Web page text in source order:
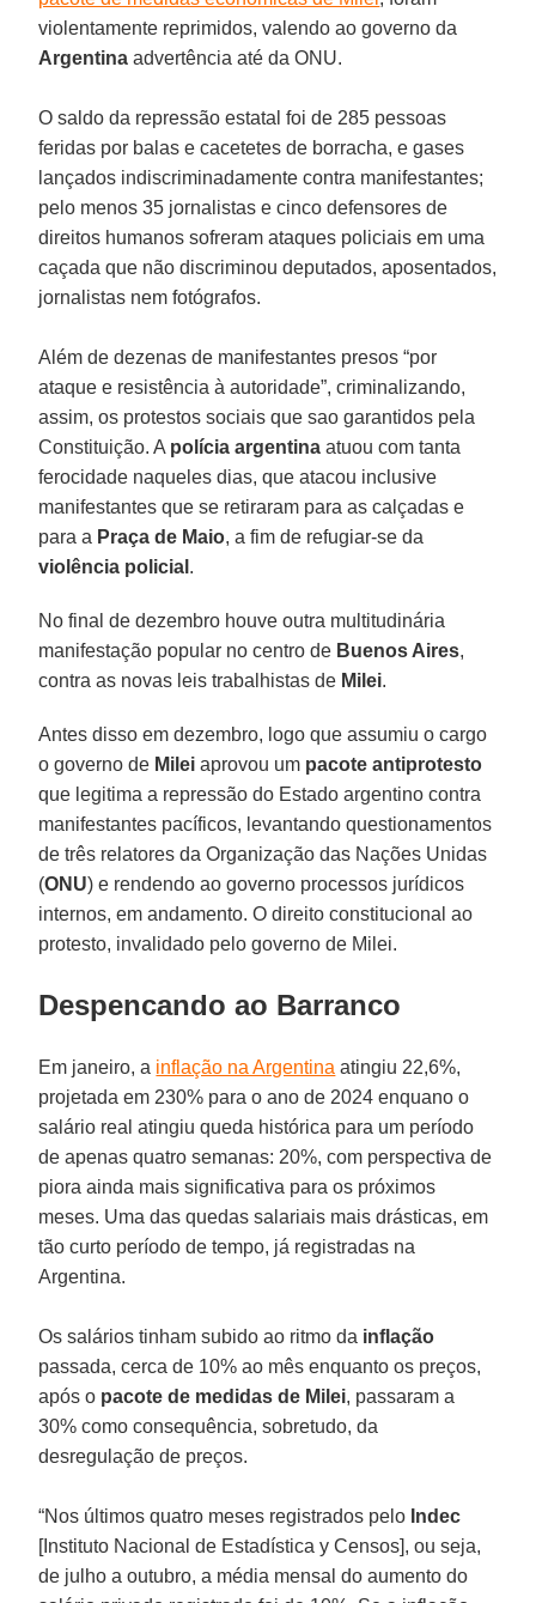
violentamente reprimidos, valendo ao governo da
Argentina advertência até da ONU.
O saldo da repressão estatal foi de 285 pessoas
feridas por balas e cacetetes de borracha, e gases
lançados indiscriminadamente contra manifestantes;
pelo menos 35 jornalistas e cinco defensores de
direitos humanos sofreram ataques policiais em uma
caçada que não discriminou deputados, aposentados,
jornalistas nem fotógrafos.
Além de dezenas de manifestantes presos “por
ataque e resistência à autoridade”, criminalizando,
assim, os protestos sociais que sao garantidos pela
Constituição. A polícia argentina atuou com tanta
ferocidade naqueles dias, que atacou inclusive
manifestantes que se retiraram para as calçadas e
para a Praça de Maio, a fim de refugiar-se da
violência policial .
No final de dezembro houve outra multitudinária
manifestação popular no centro de Buenos Aires,
contra as novas leis trabalhistas de Milei.
Antes disso em dezembro, logo que assumiu o cargo
o governo de Milei aprovou um pacote antiprotesto
que legitima a repressão do Estado argentino contra
manifestantes pacíficos, levantando questionamentos
de três relatores da Organização das Nações Unidas
(ONU) e rendendo ao governo processos jurídicos
internos, em andamento. O direito constitucional ao
protesto, invalidado pelo governo de Milei.
Despencando ao Barranco
Em janeiro, a inflação na Argentina atingiu 22,6%,
projetada em 230% para o ano de 2024 enquano o
salário real atingiu queda histórica para um período
de apenas quatro semanas: 20%, com perspectiva de
piora ainda mais significativa para os próximos
meses. Uma das quedas salariais mais drásticas, em
tão curto período de tempo, já registradas na
Argentina.
Os salários tinham subido ao ritmo da inflação
passada, cerca de 10% ao mês enquanto os preços,
após o pacote de medidas de Milei, passaram a
30% como consequência, sobretudo, da
desregulação de preços.
“Nos últimos quatro meses registrados pelo Indec
[Instituto Nacional de Estadística y Censos], ou seja,
de julho a outubro, a média mensal do aumento do